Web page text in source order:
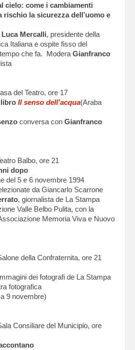
cielo: come i cambiamenti
rischio la sicurezza dell’uomo e
Luca Mercalli, presidente della
Italiana e ospite fisso del
che fa. Modera Gianfranco
del Teatro, ore 17
libro Il senso dell’acqua(Araba
conversa con Gianfranco
Balbo, ore 21
dopo
del 5 e 6 novembre 1994
da Giancarlo Scarrone
, giornalista de La Stampa
Valle Belbo Pulita, con la
Memoria Viva e Nuovo
della Confraternita, ore 21
dei fotografi de La Stampa
fotografica
9 novembre)
Consiliare del Municipio, ore